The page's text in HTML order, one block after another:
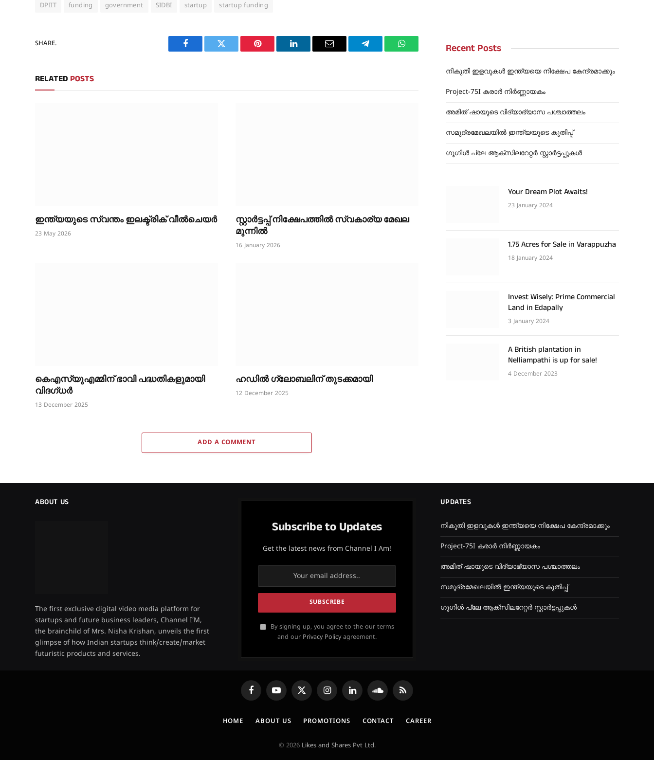
DPIIT funding government SIDBI startup startup funding
SHARE.
Facebook Twitter Pinterest LinkedIn Email Telegram WhatsApp
RELATED POSTS
ഇന്ത്യയുടെ സ്വന്തം ഇലക്ട്രിക് വീൽചെയർ
23 May 2026
സ്റ്റാർട്ടപ്പ് നിക്ഷേപത്തിൽ സ്വകാര്യ മേഖല
മുന്നിൽ
16 January 2026
കെഎസ്‌യുഎമ്മിന് ഭാവി പദ്ധതികളുമായി
വിദഗ്ധർ
13 December 2025
ഹഡിൽ ഗ്ലോബലിന് തുടക്കമായി
12 December 2025
ADD A COMMENT
Recent Posts
നികുതി ഇളവുകൾ ഇന്ത്യയെ നിക്ഷേപ കേന്ദ്രമാക്കും
Project-75I കരാർ നിർണ്ണായകം
അമിത് ഷായുടെ വിദ്യാഭ്യാസ പശ്ചാത്തലം
സമുദ്രമേഖലയിൽ ഇന്ത്യയുടെ കുതിപ്പ്
ഗൂഗിൾ പ്ലേ ആക്സിലറേറ്റർ സ്റ്റാർട്ടപ്പുകൾ
Your Dream Plot Awaits!
23 January 2024
1.75 Acres for Sale in Varappuzha
18 January 2024
Invest Wisely: Prime Commercial
Land in Edapally
3 January 2024
A British plantation in
Nelliampathi is up for sale!
4 December 2023
ABOUT US
The first exclusive digital video media platform for
startups and future business leaders, Channel I’M,
the brainchild of Mrs. Nisha Krishan, unveils the first
glimpse of how Indian startups think/create/market
futuristic products and services.
Subscribe to Updates
Get the latest news from Channel I Am!
By signing up, you agree to the our terms
and our Privacy Policyagreement.
UPDATES
നികുതി ഇളവുകൾ ഇന്ത്യയെ നിക്ഷേപ കേന്ദ്രമാക്കും
Project-75I കരാർ നിർണ്ണായകം
അമിത് ഷായുടെ വിദ്യാഭ്യാസ പശ്ചാത്തലം
സമുദ്രമേഖലയിൽ ഇന്ത്യയുടെ കുതിപ്പ്
ഗൂഗിൾ പ്ലേ ആക്സിലറേറ്റർ സ്റ്റാർട്ടപ്പുകൾ
FacebookYouTubeX
(Twitter)
InstagramLinkedInSoundCloud
RSS
HOME ABOUT US PROMOTIONS CONTACT CAREER
© 2026 Likes and Shares Pvt Ltd.